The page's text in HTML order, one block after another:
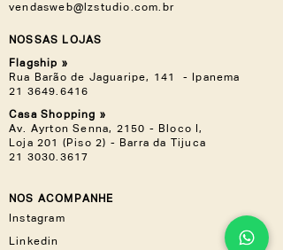
vendasweb@lzstudio.com.br
NOSSAS LOJAS
Flagship »
Rua Barão de Jaguaripe, 141 - Ipanema
21 3649.6416
Casa Shopping »
Av. Ayrton Senna, 2150 - Bloco I,
Loja 201 (Piso 2) - Barra da Tijuca
21 3030.3617
NOS ACOMPANHE
Instagram
Linkedin